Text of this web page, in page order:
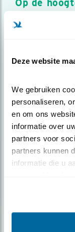
Deze website
We gebruiken
personaliseren,
en om ons
informatie over
partners voor
partners kunnen
informatie die u
Op de
Meld je aan en
over vogels en